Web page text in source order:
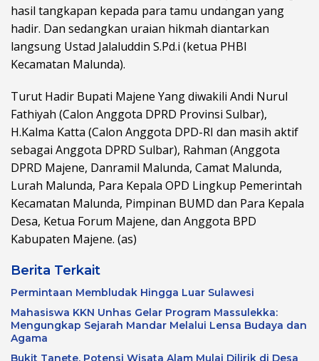
hasil tangkapan kepada para tamu undangan yang
hadir. Dan sedangkan uraian hikmah diantarkan
langsung Ustad Jalaluddin S.Pd.i (ketua PHBI
Kecamatan Malunda).
Turut Hadir Bupati Majene Yang diwakili Andi Nurul
Fathiyah (Calon Anggota DPRD Provinsi Sulbar),
H.Kalma Katta (Calon Anggota DPD-RI dan masih aktif
sebagai Anggota DPRD Sulbar), Rahman (Anggota
DPRD Majene, Danramil Malunda, Camat Malunda,
Lurah Malunda, Para Kepala OPD Lingkup Pemerintah
Kecamatan Malunda, Pimpinan BUMD dan Para Kepala
Desa, Ketua Forum Majene, dan Anggota BPD
Kabupaten Majene. (as)
Berita Terkait
Permintaan Membludak Hingga Luar Sulawesi
Mahasiswa KKN Unhas Gelar Program Massulekka:
Mengungkap Sejarah Mandar Melalui Lensa Budaya dan
Agama
Bukit Tanete, Potensi Wisata Alam Mulai Dilirik di Desa